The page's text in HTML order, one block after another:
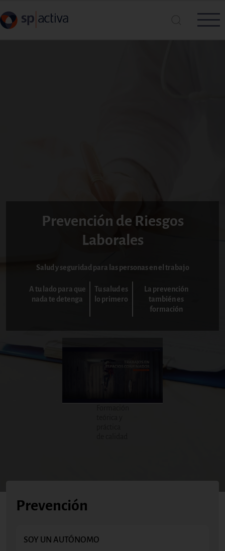
Prevención de Riesgos
Laborales
Salud y seguridad para las personas en el trabajo
A tu lado para que
nada te detenga
Tu salud es
lo primero
La prevención
también es
formación
Prevención
SOY UN AUTÓNOMO